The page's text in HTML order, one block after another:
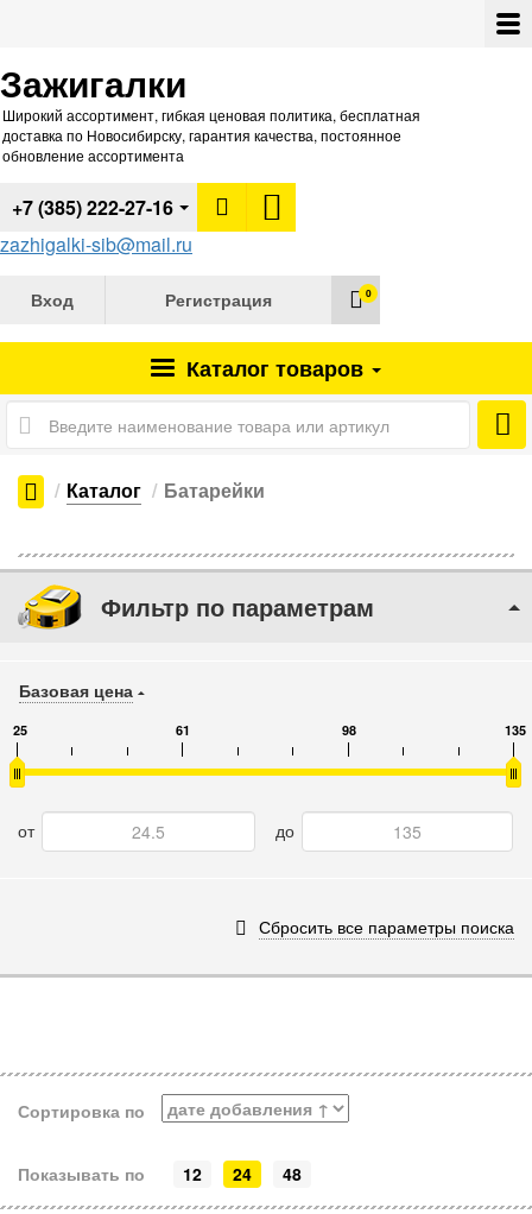
Зажигалки
Широкий ассортимент, гибкая ценовая политика, бесплатная
доставка по Новосибирску, гарантия качества, постоянное
обновление ассортимента
+7 (385) 222-27-16
zazhigalki-sib@mail.ru
Вход Регистрация 0
Каталог товаров
Каталог Батарейки
Фильтр по параметрам
Базовая цена
25 61 98 135
от до
Сбросить все параметры поиска
Сортировка по
Показывать по 12 24 48